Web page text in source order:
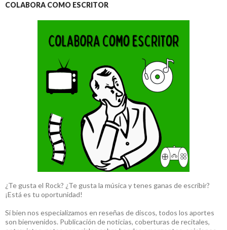
COLABORA COMO ESCRITOR
¿Te gusta el Rock? ¿Te gusta la música y tenes ganas de escribir?
¡Está es tu oportunidad!
Si bien nos especializamos en reseñas de discos, todos los aportes
son bienvenidos. Publicación de noticias, coberturas de recitales,